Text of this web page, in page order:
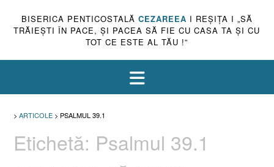
BISERICA PENTICOSTALĂ CEZAREEA I REŞIŢA I „SĂ
TRĂIEŞTI ÎN PACE, ŞI PACEA SĂ FIE CU CASA TA ŞI CU
TOT CE ESTE AL TĂU !”
> ARTICOLE > PSALMUL 39.1
Etichetă: Psalmul 39.1